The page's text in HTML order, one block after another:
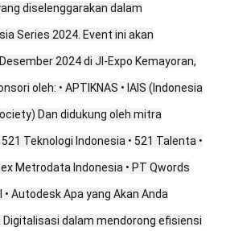
diselenggarakan dalam
Series 2024. Event ini akan
2024 di JI-Expo Kemayoran,
oleh: • APTIKNAS • IAIS (Indonesia
Dan didukung oleh mitra
Teknologi Indonesia • 521 Talenta •
Metrodata Indonesia • PT Qwords
Autodesk Apa yang Akan Anda
Digitalisasi dalam mendorong efisiensi